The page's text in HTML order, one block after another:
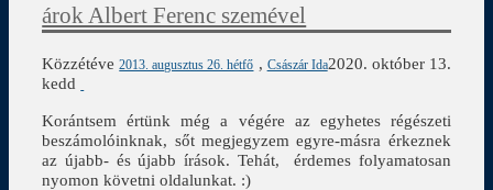
árok Albert Ferenc szemével
Közzétéve2013. augusztus 26. hétfő , Császár Ida2020. október 13.
kedd
Korántsem értünk még a végére az egyhetes régészeti
beszámolóinknak, sőt megjegyzem egyre-másra érkeznek
az újabb- és újabb írások. Tehát, érdemes folyamatosan
nyomon követni oldalunkat. :)